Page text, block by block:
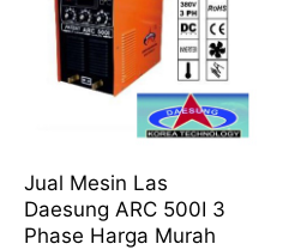
Jual Mesin Las
Daesung ARC 500I 3
Phase Harga Murah